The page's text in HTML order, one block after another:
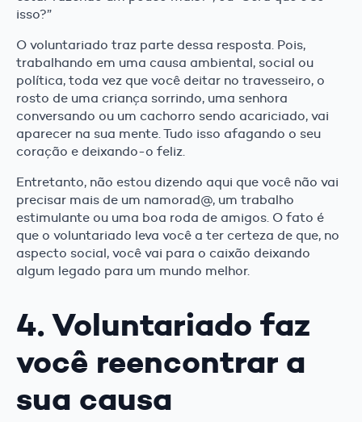
isso?”
O voluntariado traz parte dessa resposta. Pois,
trabalhando em uma causa ambiental, social ou
política, toda vez que você deitar no travesseiro, o
rosto de uma criança sorrindo, uma senhora
conversando ou um cachorro sendo acariciado, vai
aparecer na sua mente. Tudo isso afagando o seu
coração e deixando-o feliz.
Entretanto, não estou dizendo aqui que você não vai
precisar mais de um namorad@, um trabalho
estimulante ou uma boa roda de amigos. O fato é
que o voluntariado leva você a ter certeza de que, no
aspecto social, você vai para o caixão deixando
algum legado para um mundo melhor.
4. Voluntariado faz
você reencontrar a
sua causa